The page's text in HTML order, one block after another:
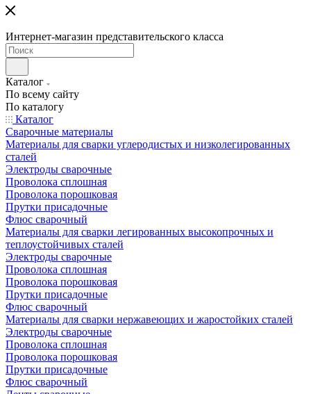
Интернет-магазин представительского класса
Каталог
По всему сайту
По каталогу
Каталог
Сварочные материалы
Материалы для сварки углеродистых и низколегированных
сталей
Электроды сварочные
Проволока сплошная
Проволока порошковая
Прутки присадочные
Флюс сварочный
Материалы для сварки легированных высокопрочных и
теплоустойчивых сталей
Электроды сварочные
Проволока сплошная
Проволока порошковая
Прутки присадочные
Флюс сварочный
Материалы для сварки нержавеющих и жаростойких сталей
Электроды сварочные
Проволока сплошная
Проволока порошковая
Прутки присадочные
Флюс сварочный